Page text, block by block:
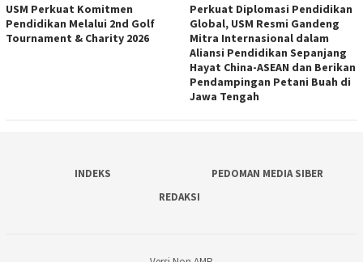
USM Perkuat Komitmen
Pendidikan Melalui 2nd Golf
Tournament & Charity 2026
Perkuat Diplomasi Pendidikan
Global, USM Resmi Gandeng
Mitra Internasional dalam
Aliansi Pendidikan Sepanjang
Hayat China-ASEAN dan Berikan
Pendampingan Petani Buah di
Jawa Tengah
INDEKS
PEDOMAN MEDIA SIBER
REDAKSI